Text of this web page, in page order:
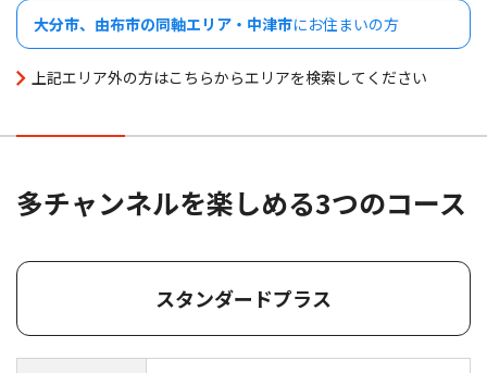
Netflix利⽤開始について
（J:COM TV フレックス）
大分市、由布市の同軸エリア・中津市にお住まいの方
上記エリア外の方はこちらからエリアを検索してください
多チャンネルを楽しめる3つのコース
スタンダードプラス